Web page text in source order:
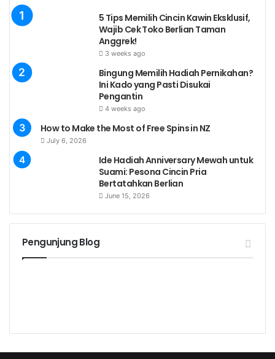
5 Tips Memilih Cincin Kawin Eksklusif,
Wajib Cek Toko Berlian Taman
Anggrek!
3 weeks ago
Bingung Memilih Hadiah Pernikahan?
Ini Kado yang Pasti Disukai
Pengantin
4 weeks ago
How to Make the Most of Free Spins in NZ
July 6, 2026
Ide Hadiah Anniversary Mewah untuk
Suami: Pesona Cincin Pria
Bertatahkan Berlian
June 15, 2026
Pengunjung Blog